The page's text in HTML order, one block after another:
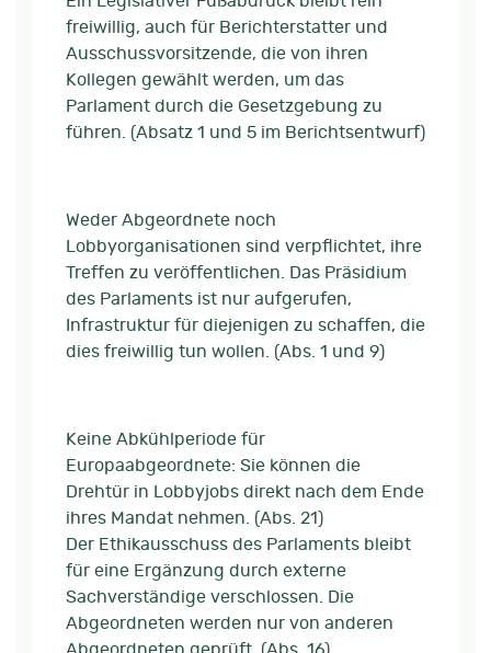
freiwillig, auch für Berichterstatter und
Ausschussvorsitzende, die von ihren
Kollegen gewählt werden, um das
Parlament durch die Gesetzgebung zu
führen. (Absatz 1 und 5 im Berichtsentwurf)
Weder Abgeordnete noch
Lobbyorganisationen sind verpflichtet, ihre
Treffen zu veröffentlichen. Das Präsidium
des Parlaments ist nur aufgerufen,
Infrastruktur für diejenigen zu schaffen, die
dies freiwillig tun wollen. (Abs. 1 und 9)
Keine Abkühlperiode für
Europaabgeordnete: Sie können die
Drehtür in Lobbyjobs direkt nach dem Ende
ihres Mandat nehmen. (Abs. 21)
Der Ethikausschuss des Parlaments bleibt
für eine Ergänzung durch externe
Sachverständige verschlossen. Die
Abgeordneten werden nur von anderen